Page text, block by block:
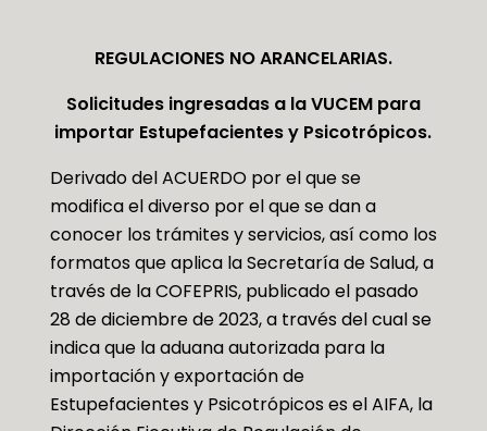
REGULACIONES NO ARANCELARIAS.
Solicitudes ingresadas a la VUCEM para
importar Estupefacientes y Psicotrópicos.
Derivado del ACUERDO por el que se
modifica el diverso por el que se dan a
conocer los trámites y servicios, así como los
formatos que aplica la Secretaría de Salud, a
través de la COFEPRIS, publicado el pasado
28 de diciembre de 2023, a través del cual se
indica que la aduana autorizada para la
importación y exportación de
Estupefacientes y Psicotrópicos es el AIFA, la